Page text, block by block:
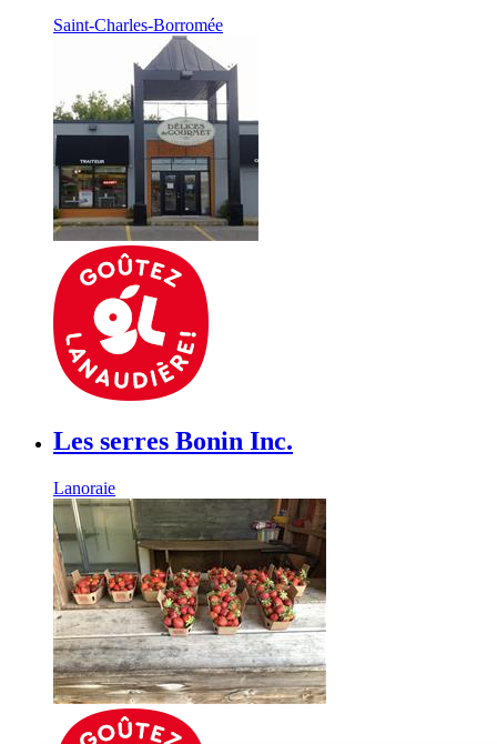
Saint-Charles-Borromée
Les serres Bonin Inc.
Lanoraie